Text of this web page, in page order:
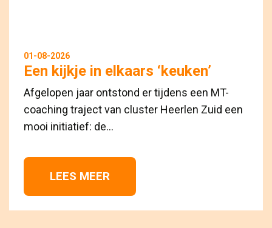
01-08-2026
Een kijkje in elkaars ‘keuken’
Afgelopen jaar ontstond er tijdens een MT-
coaching traject van cluster Heerlen Zuid een
mooi initiatief: de...
LEES MEER